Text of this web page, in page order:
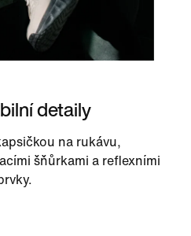
detaily
na rukávu,
šňůrkami a reflexními